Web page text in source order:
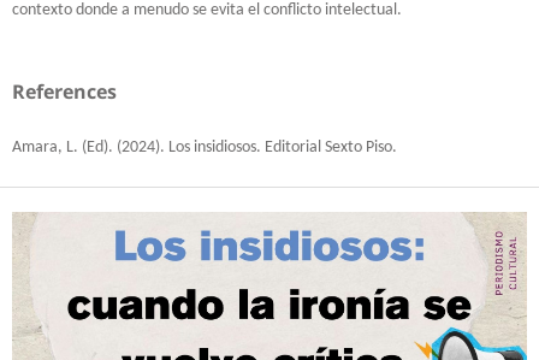
contexto donde a menudo se evita el conflicto intelectual.
References
Amara, L. (Ed). (2024). Los insidiosos. Editorial Sexto Piso.